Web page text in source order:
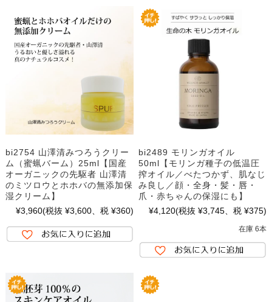
bi2754 山澤清みつろうクリー
ム（蜜蝋バーム）25ml【国産
オーガニックの先駆者 山澤清
のミツロウとホホバの無添加保
湿クリーム】
¥3,960(税抜 ¥3,600、税 ¥360)
bi2489 モリンガオイル
50ml【モリンガ種子の低温圧
搾オイル／べたつかず、肌なじ
み良し／顔・全身・髪・唇・
爪・赤ちゃんの保湿にも】
¥4,120(税抜 ¥3,745、税 ¥375)
在庫 6本